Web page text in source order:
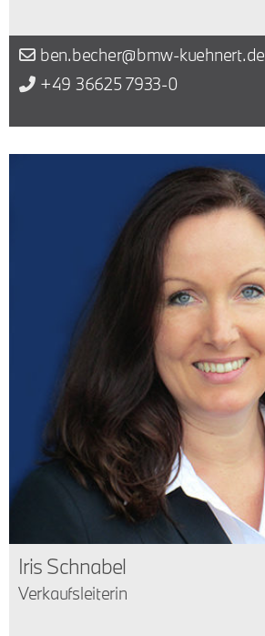
ben.becher@bmw-kuehnert.de
+49 36625 7933-0
Iris Schnabel
Verkaufsleiterin